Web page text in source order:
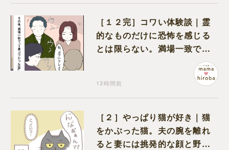
［１２完］コワい体験談｜霊
的なものだけに恐怖を感じる
とは限らない。満場一致でコ
ワいと認定された意外な体験
13時間前
［２］やっぱり猫が好き｜猫
をかぶった猫。夫の腕を離れ
ると妻には挑発的な顔と野太